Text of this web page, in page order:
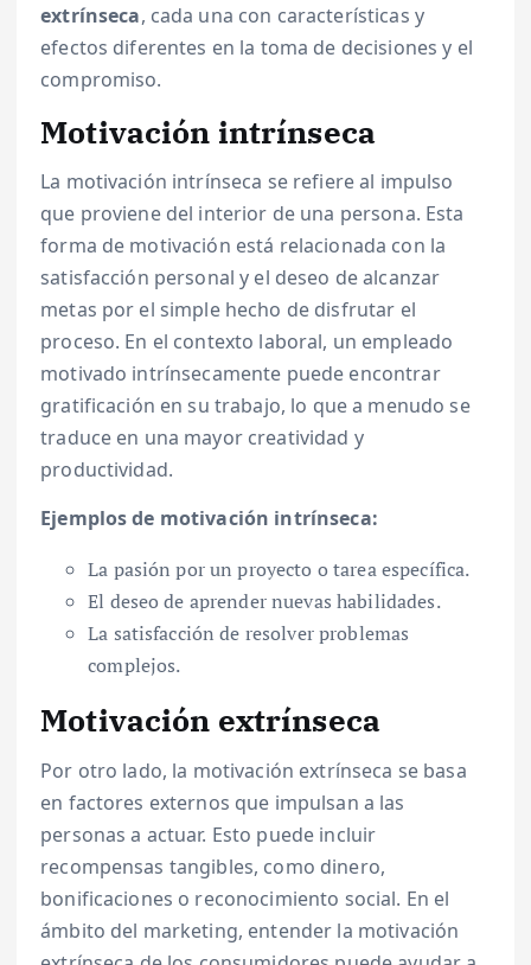
extrínseca, cada una con características y
efectos diferentes en la toma de decisiones y el
compromiso.
Motivación intrínseca
La motivación intrínseca se refiere al impulso
que proviene del interior de una persona. Esta
forma de motivación está relacionada con la
satisfacción personal y el deseo de alcanzar
metas por el simple hecho de disfrutar el
proceso. En el contexto laboral, un empleado
motivado intrínsecamente puede encontrar
gratificación en su trabajo, lo que a menudo se
traduce en una mayor creatividad y
productividad.
Ejemplos de motivación intrínseca:
La pasión por un proyecto o tarea específica.
El deseo de aprender nuevas habilidades.
La satisfacción de resolver problemas
complejos.
Motivación extrínseca
Por otro lado, la motivación extrínseca se basa
en factores externos que impulsan a las
personas a actuar. Esto puede incluir
recompensas tangibles, como dinero,
bonificaciones o reconocimiento social. En el
ámbito del marketing, entender la motivación